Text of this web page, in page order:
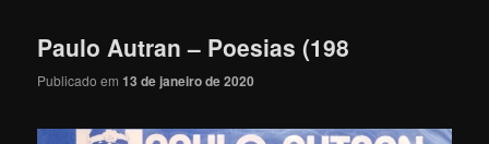
Paulo Autran – Poesias (198
Publicado em13 de janeiro de 2020